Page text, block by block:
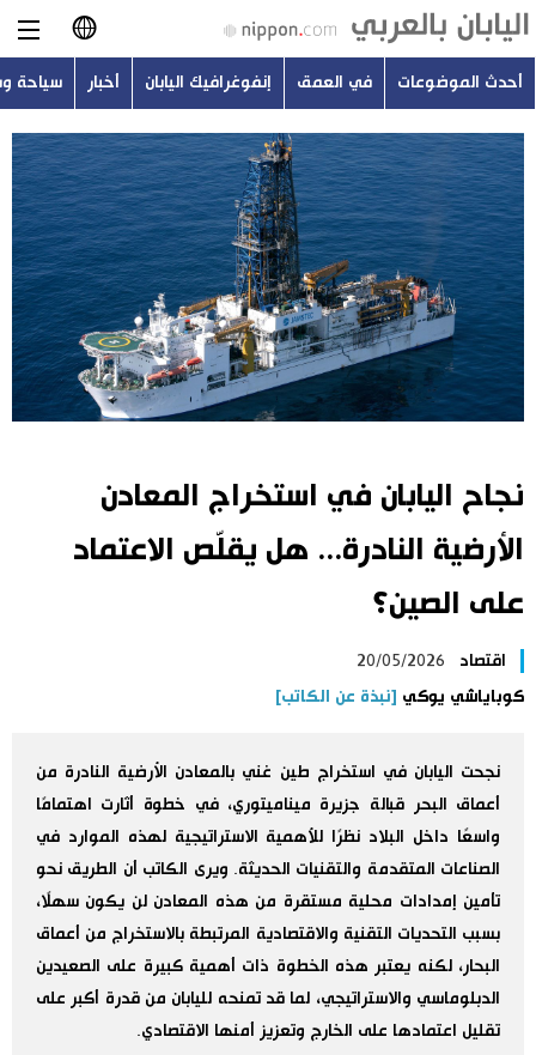
日本語
English
简体字
繁體字
Français
Español
أحدث الموضوعات
في العمق
إنفوغرافيك اليابان
سياحة وسفر
اليابان في فيديو
علوم وتكنولوجيا
الأقسام
صور
أشخاص
الأكثر تفاعلا
أحدث الموضوعات في العمق إنفوغرافيك اليابان أخبار سياحة
نجاح اليابان في استخراج المعادن
الأرضية النادرة... هل يقلّص الاعتماد
على الصين؟
اقتصاد
20/05/2026
كوباياشي يوكي [نبذة عن الكاتب]
نجحت اليابان في استخراج طين غني بالمعادن الأرضية النادرة من
أعماق البحر قبالة جزيرة ميناميتوري، في خطوة أثارت اهتمامًا
واسعًا داخل البلاد نظرًا للأهمية الاستراتيجية لهذه الموارد في
الصناعات المتقدمة والتقنيات الحديثة. ويرى الكاتب أن الطريق نحو
تأمين إمدادات محلية مستقرة من هذه المعادن لن يكون سهلًا،
بسبب التحديات التقنية والاقتصادية المرتبطة بالاستخراج من أعماق
البحار، لكنه يعتبر هذه الخطوة ذات أهمية كبيرة على الصعيدين
الدبلوماسي والاستراتيجي، لما قد تمنحه لليابان من قدرة أكبر على
تقليل اعتمادها على الخارج وتعزيز أمنها الاقتصادي.